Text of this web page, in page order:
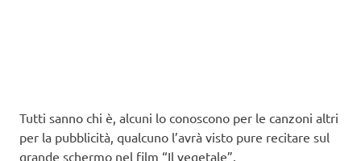
Tutti sanno chi è, alcuni lo conoscono per le canzoni altri
per la pubblicità, qualcuno l’avrà visto pure recitare sul
grande schermo nel film “Il vegetale”.